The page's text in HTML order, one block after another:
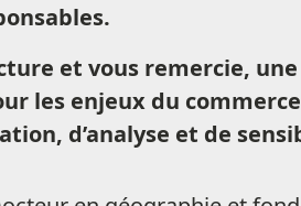
et vous remercie,
les enjeux du
d’analyse et de